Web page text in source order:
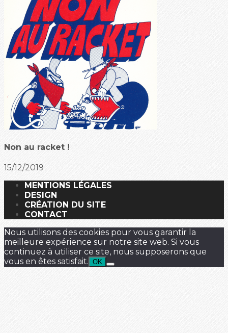
Non au racket !
15/12/2019
MENTIONS LÉGALES
DESIGN
CRÉATION DU SITE
CONTACT
Nous utilisons des cookies pour vous garantir la
meilleure expérience sur notre site web. Si vous
continuez à utiliser ce site, nous supposerons que
vous en êtes satisfait. OK